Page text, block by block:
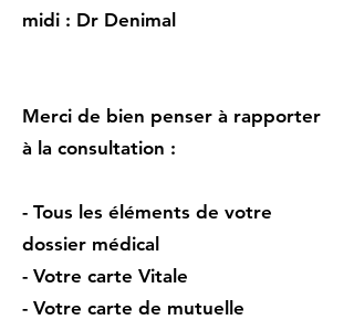
midi : Dr Denimal
Merci de bien penser à rapporter
à la consultation :
- Tous les éléments de votre
dossier médical
- Votre carte Vitale
- Votre carte de mutuelle